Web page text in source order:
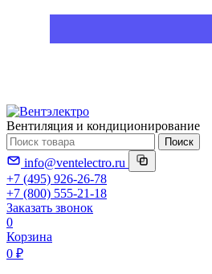
Вентиляция и кондиционирование
Поиск
info@ventelectro.ru
+7 (495) 926-26-78
+7 (800) 555-21-18
Заказать звонок
0
Корзина
0 ₽